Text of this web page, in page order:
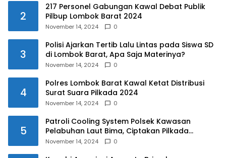
2
217 Personel Gabungan Kawal Debat Publik
Pilbup Lombok Barat 2024
November 14, 2024 0
3
Polisi Ajarkan Tertib Lalu Lintas pada Siswa SD
di Lombok Barat, Apa Saja Materinya?
November 14, 2024 0
4
Polres Lombok Barat Kawal Ketat Distribusi
Surat Suara Pilkada 2024
November 14, 2024 0
5
Patroli Cooling System Polsek Kawasan
Pelabuhan Laut Bima, Ciptakan Pilkada
Serentak 2024 yang Aman dan Damai
November 14, 2024 0